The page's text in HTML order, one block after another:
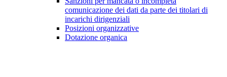
comunicazione dei dati da parte dei titolari di
incarichi dirigenziali
Posizioni organizzative
Dotazione organica